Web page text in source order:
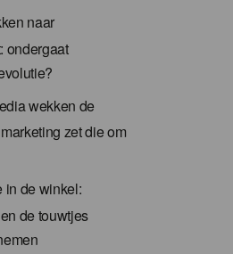
naar
ondergaat
wekken de
zet die om
in de winkel:
de touwtjes